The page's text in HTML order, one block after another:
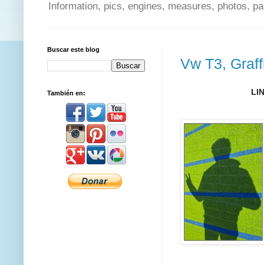
Information, pics, engines, measures, photos,
Vw T3,
Buscar este blog
También en: